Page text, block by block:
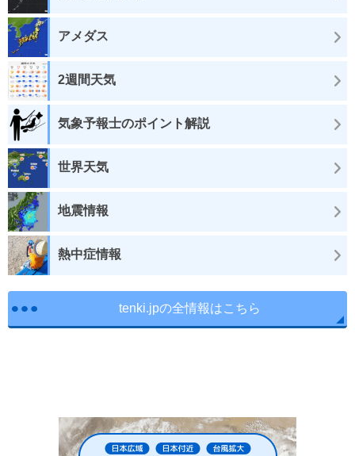
アメダス
2週間天気
気象予報士のポイント解説
世界天気
地震情報
熱中症情報
tenki.jpの全情報はこちら